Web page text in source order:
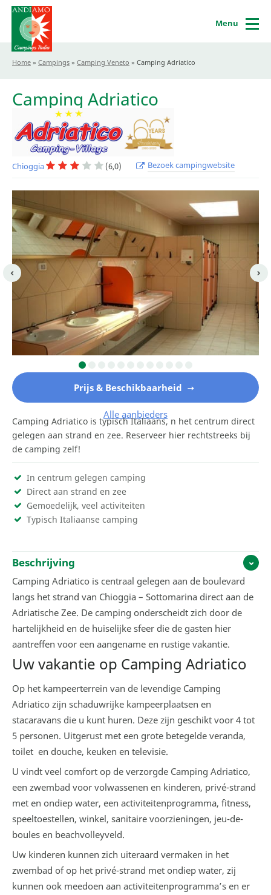
Menu
Home » Campings » Camping Veneto » Camping Adriatico
Camping Adriatico
Chioggia (6,0) Bezoek campingwebsite
Prijs & Beschikbaarheid
Alle aanbieders
Camping Adriatico is typisch Italiaans, n het centrum direct
gelegen aan strand en zee. Reserveer hier rechtstreeks bij
de camping zelf!
In centrum gelegen camping
Direct aan strand en zee
Gemoedelijk, veel activiteiten
Typisch Italiaanse camping
Beschrijving
Camping Adriatico is centraal gelegen aan de boulevard
langs het strand van Chioggia – Sottomarina direct aan de
Adriatische Zee. De camping onderscheidt zich door de
hartelijkheid en de huiselijke sfeer die de gasten hier
aantreffen voor een aangename en rustige vakantie.
Uw vakantie op Camping Adriatico
Op het kampeerterrein van de levendige Camping
Adriatico zijn schaduwrijke kampeerplaatsen en
stacaravans die u kunt huren. Deze zijn geschikt voor 4 tot
5 personen. Uitgerust met een grote betegelde veranda,
toilet en douche, keuken en televisie.
U vindt veel comfort op de verzorgde Camping Adriatico,
een zwembad voor volwassenen en kinderen, privé-strand
met en ondiep water, een activiteitenprogramma, fitness,
speeltoestellen, winkel, sanitaire voorzieningen, jeu-de-
boules en beachvolleyveld.
Uw kinderen kunnen zich uiteraard vermaken in het
zwembad of op het privé-strand met ondiep water, zij
kunnen ook meedoen aan activiteitenprogramma’s en er